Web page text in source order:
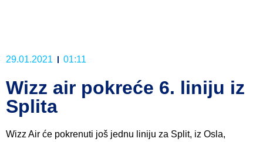
29.01.2021 01:11
Wizz air pokreće 6. liniju iz
Splita
Wizz Air će pokrenuti još jednu liniju za Split, iz Osla,